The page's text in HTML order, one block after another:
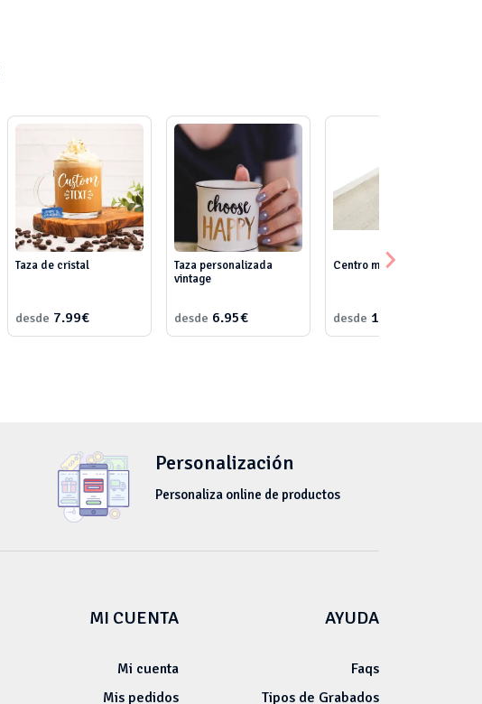
Taza de cristal
desde 7.99€
Taza personalizada
vintage
desde 6.95€
Centro mesa natural
desde 16.00€
Personalización
Personaliza online de productos
MI CUENTA
Mi cuenta
Mis pedidos
AYUDA
Faqs
Tipos de Grabados